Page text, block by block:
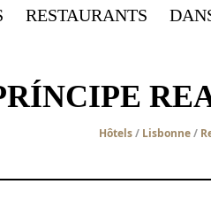
RESTAURANTS
Hôtels/ Lisbonne/